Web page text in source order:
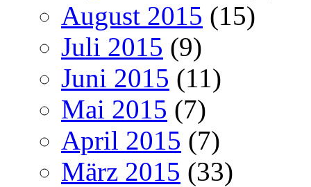
August 2015 (15)
Juli 2015 (9)
Juni 2015 (11)
Mai 2015 (7)
April 2015 (7)
März 2015 (33)